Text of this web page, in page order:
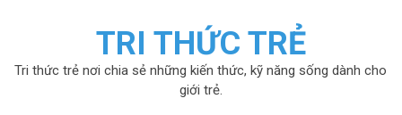
TRI THỨC TRẺ
Tri thức trẻ nơi chia sẻ những kiến thức, kỹ năng sống dành cho
giới trẻ.